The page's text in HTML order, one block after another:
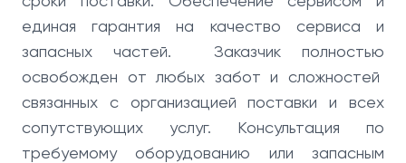
единая гарантия на качество сервиса и
запасных частей. Заказчик полностью
освобожден от любых забот и сложностей
связанных с организацией поставки и всех
сопутствующих услуг. Консультация по
требуемому оборудованию или запасным